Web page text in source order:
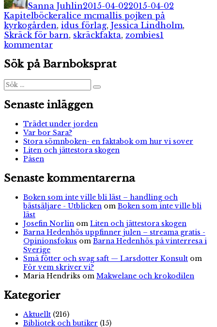
Sanna Juhlin2015-04-022015-04-02
KapitelböckerEtiketter
alice mcmallis pojken på
kyrkogården, idus förlag, Jessica Lindholm,
Skräck för barn, skräckfakta, zombies1
kommentartill
McMallis
pojken
på
kyrkogården
Sök på Barnboksprat
Sök
efter:
Sök
Senaste inläggen
Trädet under jorden
Var bor Sara?
Stora sömnboken- en faktabok om hur vi sover
Liten och jättestora skogen
Påsen
Senaste kommentarerna
Boken som inte ville bli läst – handling och
bästsäljare - Utblicken om Boken som inte ville bli
läst
Josefin Norlin om Liten och jättestora skogen
Barna Hedenhös uppfinner julen – streama gratis -
Opinionsfokus om Barna Hedenhös på vinterresa i
Sverige
Små fötter och svag saft — Larsdotter Konsult om
För vem skriver vi?
Maria Hendriks om Makwelane och krokodilen
Kategorier
Aktuellt (216)
Bibliotek och butiker (15)